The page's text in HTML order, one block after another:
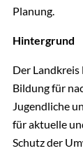
Planung.
Hintergrund
Der
Bildung für
Jugendliche
für aktuelle
Schutz der